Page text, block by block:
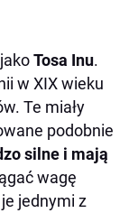
Tosa Inu.
w XIX wieku
Te miały
podobnie
silne i mają
wagę
jednymi z